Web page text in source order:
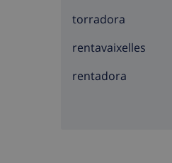
torradora
rentavaixelles
rentadora